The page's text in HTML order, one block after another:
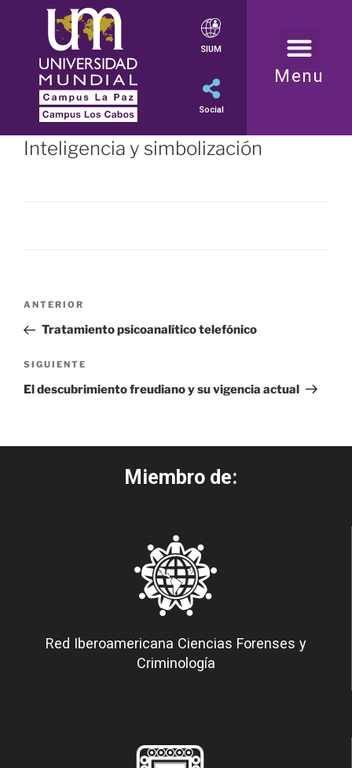
SIUM
Social
Menu
Inteligencia y simbolización
ANTERIOR
Tratamiento psicoanalítico telefónico
SIGUIENTE
El descubrimiento freudiano y su vigencia actual
Miembro de:
Red Iberoamericana Ciencias Forenses y
Criminología